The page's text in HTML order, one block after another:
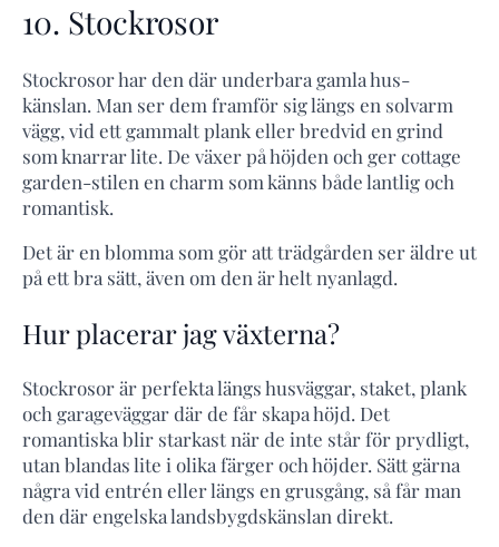
10. Stockrosor
Stockrosor har den där underbara gamla hus-
känslan. Man ser dem framför sig längs en solvarm
vägg, vid ett gammalt plank eller bredvid en grind
som knarrar lite. De växer på höjden och ger cottage
garden-stilen en charm som känns både lantlig och
romantisk.
Det är en blomma som gör att trädgården ser äldre ut
på ett bra sätt, även om den är helt nyanlagd.
Hur placerar jag växterna?
Stockrosor är perfekta längs husväggar, staket, plank
och garageväggar där de får skapa höjd. Det
romantiska blir starkast när de inte står för prydligt,
utan blandas lite i olika färger och höjder. Sätt gärna
några vid entrén eller längs en grusgång, så får man
den där engelska landsbygdskänslan direkt.